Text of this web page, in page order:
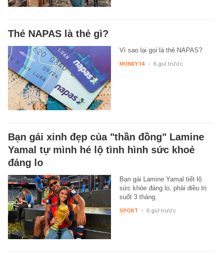
Thẻ NAPAS là thẻ gì?
Vì sao lại gọi là thẻ NAPAS?
MONEY.14 - 6 giờ trước
Bạn gái xinh đẹp của "thần đồng" Lamine
Yamal tự mình hé lộ tình hình sức khoẻ
đáng lo
Bạn gái Lamine Yamal tiết lộ
sức khỏe đáng lo, phải điều trị
suốt 3 tháng.
SPORT - 6 giờ trước